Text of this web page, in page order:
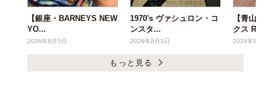
【銀座・BARNEYS NEW
YO...
2026年8月5日
1970's ヴァシュロン・コ
ンスタ...
2026年8月3日
【青山店
クス R...
2026年8月3
もっと見る